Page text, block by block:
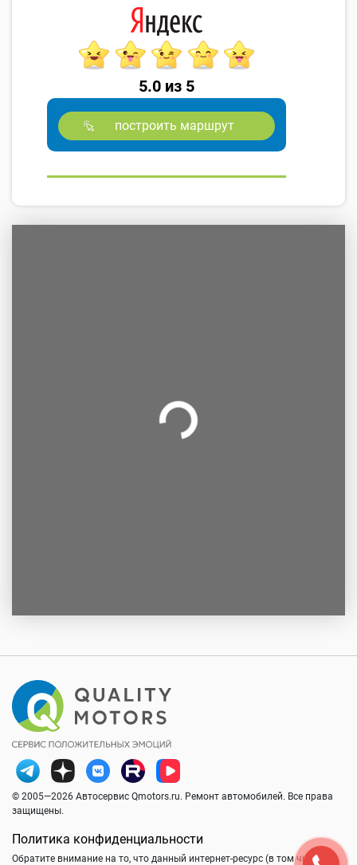
5.0 из 5
построить маршрут
© 2005—2026 Автосервис Qmotors.ru. Ремонт автомобилей. Все права
защищены.
Политика конфиденциальности
Обратите внимание на то, что данный интернет-ресурс (в том числе